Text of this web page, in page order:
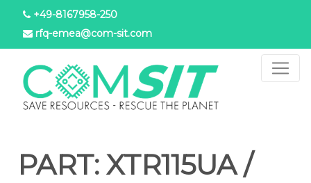
Direkt
zum
Inhalt
+49-8167958-250
rfq-emea@com-sit.com
PART: XTR115UA /